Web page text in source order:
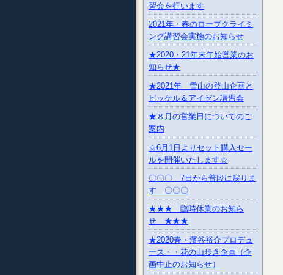
習会を行います
2021年・春のロープクライミ
ング講習会実施のお知らせ
★2020・21年末年始営業のお
知らせ★
★2021年 雪山の登山企画と
ピッケル＆アイゼン講習会
★８月の営業日についてのご
案内
☆6月1日よりセット購入セー
ルを開催いたします☆
〇〇〇 7日から普段に戻りま
す 〇〇〇
★★★ 臨時休業のお知ら
せ ★★★
★2020春・濱谷裕介プロデュ
ース・・花の山歩き企画（企
画中止のお知らせ）